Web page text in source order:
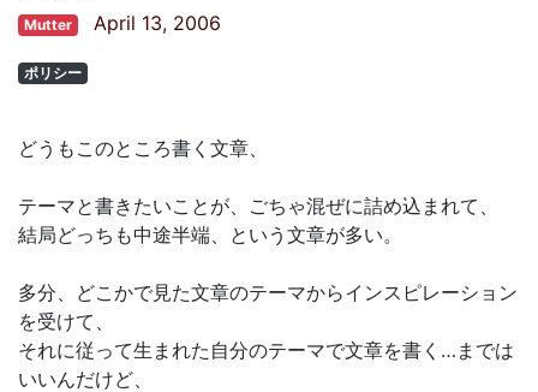
Mutter April 13, 2006
ポリシー
どうもこのところ書く文章、
テーマと書きたいことが、ごちゃ混ぜに詰め込まれて、
結局どっちも中途半端、という文章が多い。
多分、どこかで見た文章のテーマからインスピレーション
を受けて、
それに従って生まれた自分のテーマで文章を書く…までは
いいんだけど、